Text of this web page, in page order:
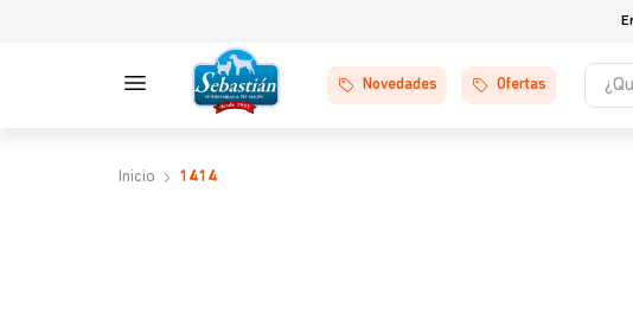
Novedades Ofertas
¿Qué
1414